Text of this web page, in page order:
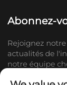
Abonnez-
Rejoignez
actualités de
notre équipe